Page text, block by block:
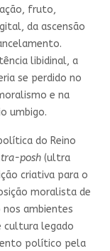
fruto,
da ascensão
libidinal, a
se perdido no
e na
umbigo.
do Reino
posh(ultra
criativa para o
moralista de
ambientes
cultura legado
político pela